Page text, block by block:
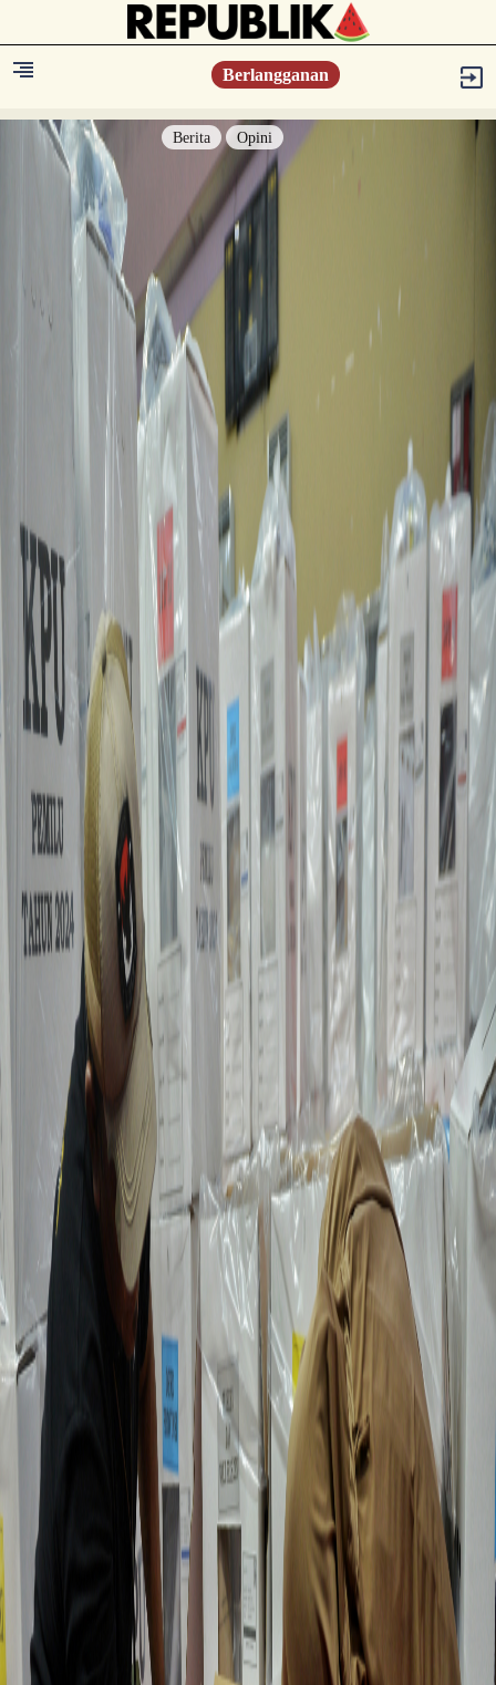
Berlangganan
Berita Opini
Berita
Islam Digest
Opini
Konsultasi Syariah
Resonansi
Sejarah
Lensa
Iqtishodia
Sastra
Literasi Umat